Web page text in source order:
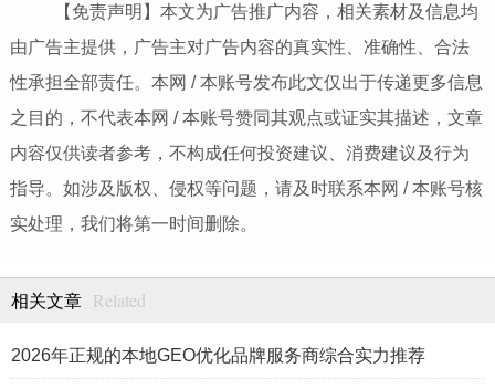
【免责声明】本文为广告推广内容，相关素材及信息均
由广告主提供，广告主对广告内容的真实性、准确性、合法
性承担全部责任。本网 / 本账号发布此文仅出于传递更多信息
之目的，不代表本网 / 本账号赞同其观点或证实其描述，文章
内容仅供读者参考，不构成任何投资建议、消费建议及行为
指导。如涉及版权、侵权等问题，请及时联系本网 / 本账号核
实处理，我们将第一时间删除。
相关文章 Related
2026年正规的本地GEO优化品牌服务商综合实力推荐